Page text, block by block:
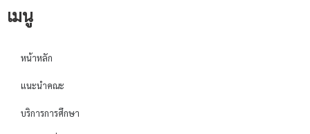
เมนู
หน้าหลัก
แนะนำคณะ
บริการการศึกษา